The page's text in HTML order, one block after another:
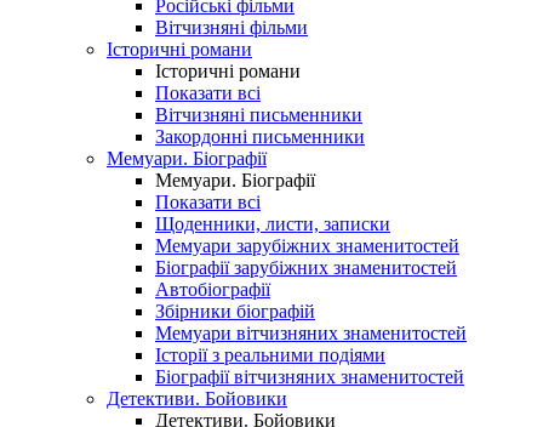
Російські фільми
Вітчизняні фільми
Історичні романи
Історичні романи
Показати всі
Вітчизняні письменники
Закордонні письменники
Мемуари. Біографії
Мемуари. Біографії
Показати всі
Щоденники, листи, записки
Мемуари зарубіжних знаменитостей
Біографії зарубіжних знаменитостей
Автобіографії
Збірники біографій
Мемуари вітчизняних знаменитостей
Історії з реальними подіями
Біографії вітчизняних знаменитостей
Детективи. Бойовики
Детективи. Бойовики